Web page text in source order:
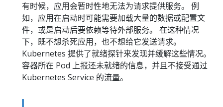
有时候，应用会暂时性地无法为请求提供服务。 例
如，应用在启动时可能需要加载大量的数据或配置文
件，或是启动后要依赖等待外部服务。 在这种情况
下，既不想杀死应用，也不想给它发送请求。
Kubernetes 提供了就绪探针来发现并缓解这些情况。
容器所在 Pod 上报还未就绪的信息，并且不接受通过
Kubernetes Service 的流量。